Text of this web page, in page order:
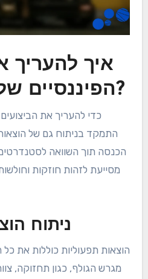
איך להעריך
הפיננסיים של מגרש גולף?
כדי להעריך את
התמקד בניתוח גם של
הכנסה תוך השוואה
מסייעת לזהות חוזקות
ניתוח
הוצאות תפעוליות כוללות את
מגרש הגולף, כגון תחזוקה,